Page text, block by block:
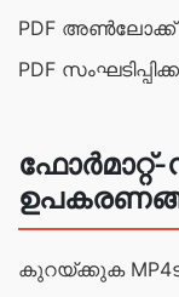
PDF
PDF
ഫോർമാറ്റ്-
കുറയ്ക്കുക MP4